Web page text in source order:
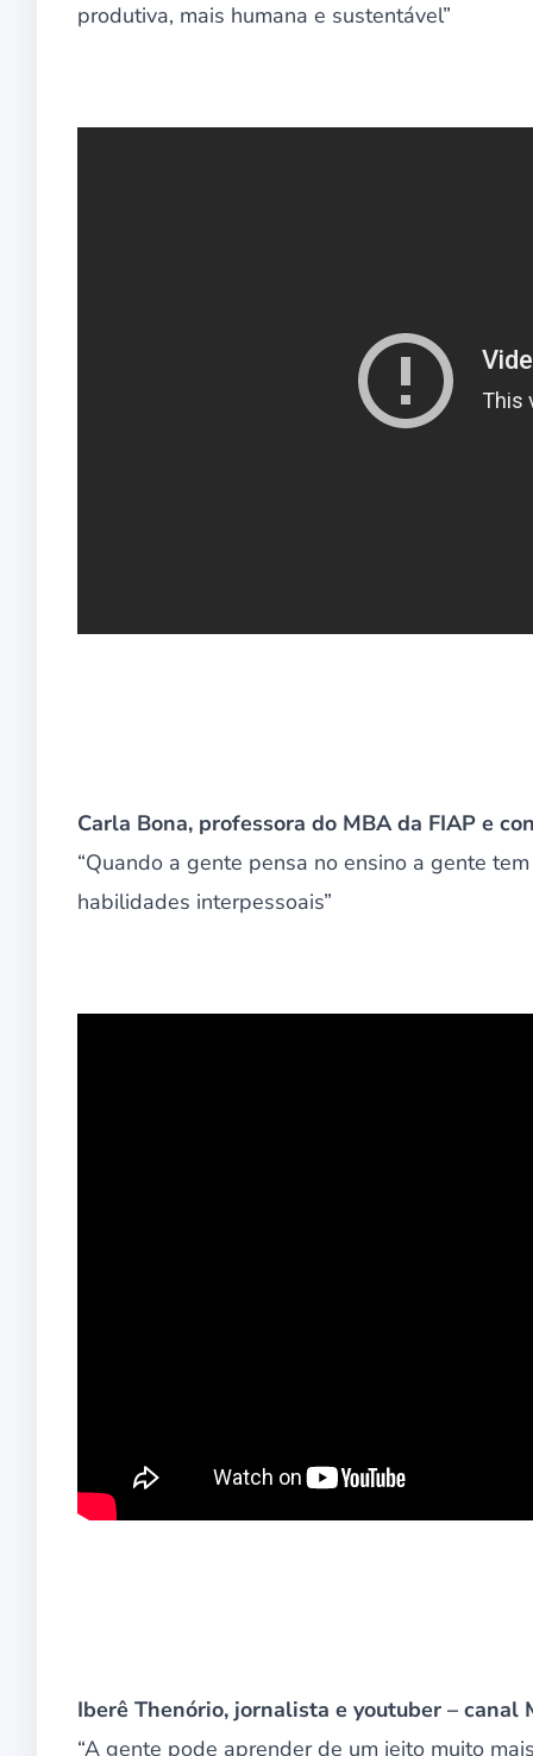
produtiva, mais humana e sustentável”
Carla Bona, professora do MBA da FIAP e
“Quando a gente pensa no ensino a gente
habilidades interpessoais”
Iberê Thenório, jornalista e youtuber – canal
“A gente pode aprender de um jeito muito